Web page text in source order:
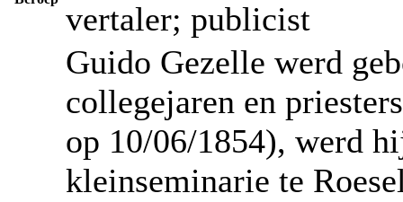
vertaler; publicist
Guido Gezelle werd
collegejaren en
op 10/06/1854), werd
kleinseminarie te